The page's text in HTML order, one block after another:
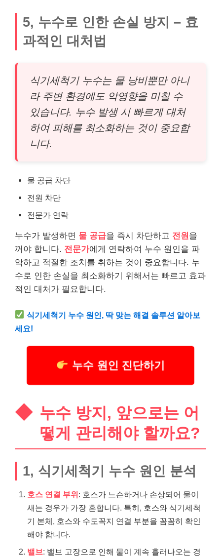
5, 누수로 인한 손실 방지 – 효
과적인 대처법
식기세척기 누수는 물 낭비뿐만 아니
라 주변 환경에도 악영향을 미칠 수
있습니다. 누수 발생 시 빠르게 대처
하여 피해를 최소화하는 것이 중요합
니다.
물 공급 차단
전원 차단
전문가 연락
누수가 발생하면 물 공급을 즉시 차단하고 전원을
꺼야 합니다. 전문가에게 연락하여 누수 원인을 파
악하고 적절한 조치를 취하는 것이 중요합니다. 누
수로 인한 손실을 최소화하기 위해서는 빠르고 효과
적인 대처가 필요합니다.
식기세척기 누수 원인, 딱 맞는 해결 솔루션 알아보
세요!
누수 원인 진단하기
누수 방지, 앞으로는 어
떻게 관리해야 할까요?
1, 식기세척기 누수 원인 분석
호스 연결 부위: 호스가 느슨하거나 손상되어 물이
새는 경우가 가장 흔합니다. 특히, 호스와 식기세척
기 본체, 호스와 수도꼭지 연결 부분을 꼼꼼히 확인
해야 합니다.
밸브: 밸브 고장으로 인해 물이 계속 흘러나오는 경